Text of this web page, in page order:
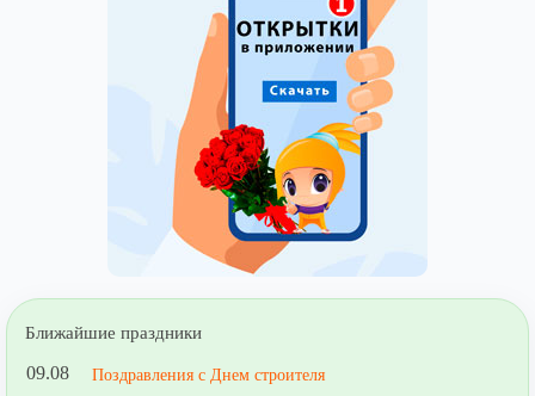
Ближайшие праздники
09.08
Поздравления с Днем строителя